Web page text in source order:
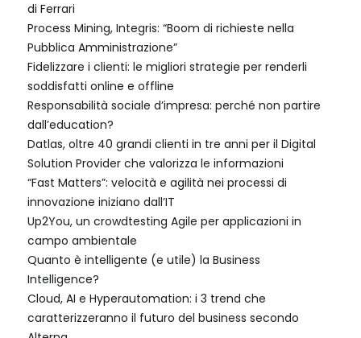
di Ferrari
Process Mining, Integris: “Boom di richieste nella
Pubblica Amministrazione”
Fidelizzare i clienti: le migliori strategie per renderli
soddisfatti online e offline
Responsabilità sociale d’impresa: perché non partire
dall’education?
Datlas, oltre 40 grandi clienti in tre anni per il Digital
Solution Provider che valorizza le informazioni
“Fast Matters”: velocità e agilità nei processi di
innovazione iniziano dall’IT
Up2You, un crowdtesting Agile per applicazioni in
campo ambientale
Quanto è intelligente (e utile) la Business
Intelligence?
Cloud, AI e Hyperautomation: i 3 trend che
caratterizzeranno il futuro del business secondo